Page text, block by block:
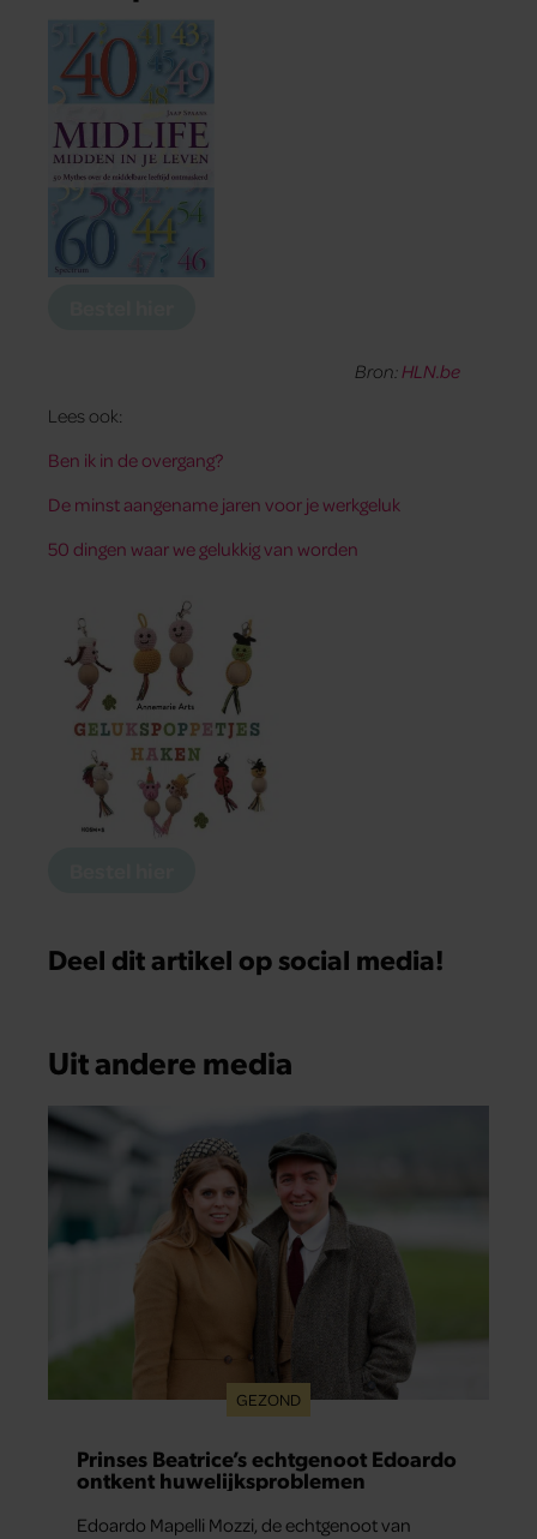
Bron: HLN.be
Lees ook:
Ben ik in de overgang?
De minst aangename jaren voor je werkgeluk
50 dingen waar we gelukkig van worden
Deel dit artikel op social media!
Uit andere media
GEZOND
Prinses Beatrice’s echtgenoot Edoardo
ontkent huwelijksproblemen
Edoardo Mapelli Mozzi, de echtgenoot van